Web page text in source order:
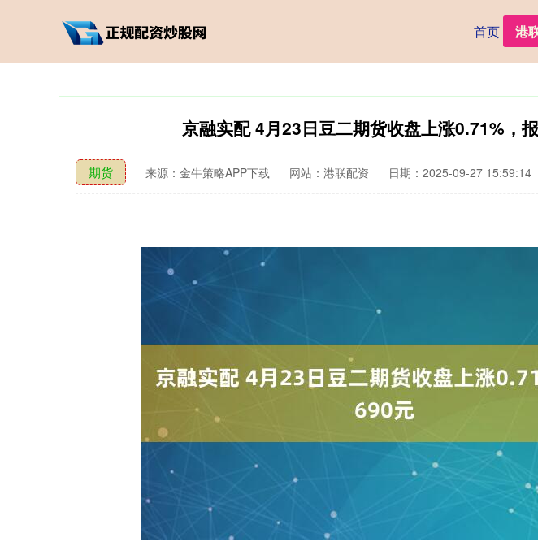
首页 港
京融实配 4月23日豆二期货收盘上涨0.71%，
期货 来源：金牛策略APP下载 网站：港联配资 日期：2025-09-27 15:59:14